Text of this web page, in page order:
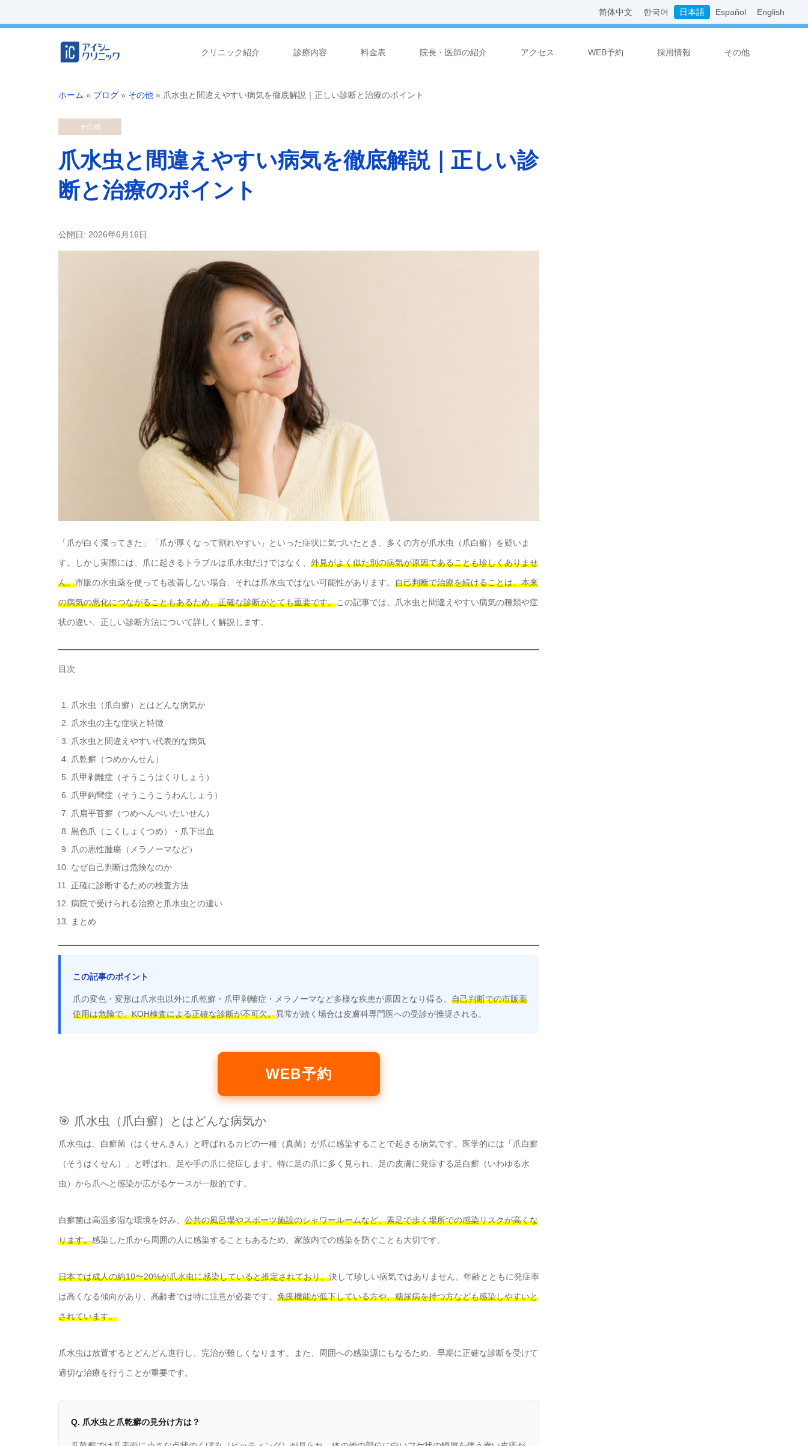
简体中文 한국어 日本語 Español English
クリニック紹介 診療内容 料金表 院長・医師の紹介 アクセス WEB予約 採用情報 その他
ホーム » ブログ » その他 » 爪水虫と間違えやすい病気を徹底解説｜正しい診断と治療のポイント
その他
爪水虫と間違えやすい病気を徹底解説｜正しい診
断と治療のポイント
公開日: 2026年6月16日
「爪が白く濁ってきた」「爪が厚くなって割れやすい」といった症状に気づいたとき、多くの方が爪水虫（爪白癬）を疑いま
す。しかし実際には、爪に起きるトラブルは爪水虫だけではなく、 外見がよく似た別の病気が原因であることも珍しくありませ
ん。市販の水虫薬を使っても改善しない場合、それは爪水虫ではない可能性があります。 自己判断で治療を続けることは、本来
の病気の悪化につながることもあるため、正確な診断がとても重要です。この記事では、爪水虫と間違えやすい病気の種類や症
状の違い、正しい診断方法について詳しく解説します。
目次
爪水虫（爪白癬）とはどんな病気か
爪水虫の主な症状と特徴
爪水虫と間違えやすい代表的な病気
爪乾癬（つめかんせん）
爪甲剥離症（そうこうはくりしょう）
爪甲鉤彎症（そうこうこうわんしょう）
爪扁平苔癬（つめへんぺいたいせん）
黒色爪（こくしょくつめ）・爪下出血
爪の悪性腫瘍（メラノーマなど）
なぜ自己判断は危険なのか
正確に診断するための検査方法
病院で受けられる治療と爪水虫との違い
まとめ
この記事のポイント
爪の変色・変形は爪水虫以外に爪乾癬・爪甲剥離症・メラノーマなど多様な疾患が原因となり得る。 自己判断での市販薬
使用は危険で、KOH検査による正確な診断が不可欠。異常が続く場合は皮膚科専門医への受診が推奨される。
WEB予約
🎯 爪水虫（爪白癬）とはどんな病気か
爪水虫は、白癬菌（はくせんきん）と呼ばれるカビの一種（真菌）が爪に感染することで起きる病気です。医学的には「爪白癬
（そうはくせん）」と呼ばれ、足や手の爪に発症します。特に足の爪に多く見られ、足の皮膚に発症する足白癬（いわゆる水
虫）から爪へと感染が広がるケースが一般的です。
白癬菌は高温多湿な環境を好み、 公共の風呂場やスポーツ施設のシャワールームなど、素足で歩く場所での感染リスクが高くな
ります。感染した爪から周囲の人に感染することもあるため、家族内での感染を防ぐことも大切です。
日本では成人の約10〜20%が爪水虫に感染していると推定されており、決して珍しい病気ではありません。年齢とともに発症率
は高くなる傾向があり、高齢者では特に注意が必要です。 免疫機能が低下している方や、糖尿病を持つ方なども感染しやすいと
されています。
爪水虫は放置するとどんどん進行し、完治が難しくなります。また、周囲への感染源にもなるため、早期に正確な診断を受けて
適切な治療を行うことが重要です。
Q. 爪水虫と爪乾癬の見分け方は？